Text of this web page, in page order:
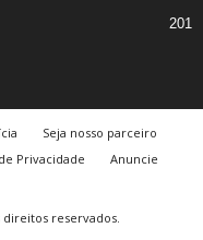
201
Seja nosso parceiro
Privacidade
Anuncie
reservados.